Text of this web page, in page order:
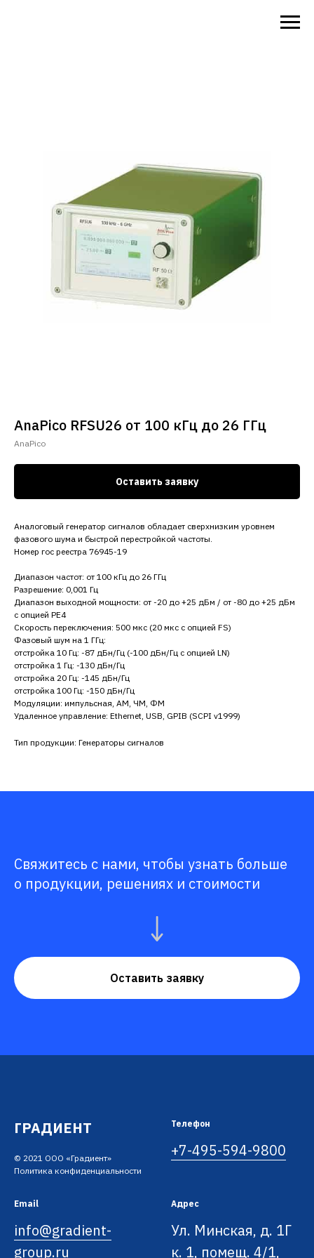
AnaPico RFSU26 от 100 кГц до 26 ГГц
AnaPico
Оставить заявку
Аналоговый генератор сигналов обладает сверхнизким уровнем
фазового шума и быстрой перестройкой частоты.
Номер гос реестра 76945-19
Диапазон частот: от 100 кГц до 26 ГГц
Разрешение: 0,001 Гц
Диапазон выходной мощности: от -20 до +25 дБм / от -80 до +25 дБм
с опцией PE4
Скорость переключения: 500 мкс (20 мкс с опцией FS)
Фазовый шум на 1 ГГц:
отстройка 10 Гц: -87 дБн/Гц (-100 дБн/Гц с опцией LN)
отстройка 1 Гц: -130 дБн/Гц
отстройка 20 Гц: -145 дБн/Гц
отстройка 100 Гц: -150 дБн/Гц
Модуляции: импульсная, АМ, ЧМ, ФМ
Удаленное управление: Ethernet, USB, GPIB (SCPI v1999)
Тип продукции: Генераторы сигналов
Свяжитесь с нами, чтобы узнать больше
о продукции, решениях и стоимости
Оставить заявку
ГРАДИЕНТ
© 2021 ООО «Градиент»
Политика конфиденциальности
Телефон
+7-495-594-9800
Email
info@gradient-
group.ru
Адрес
Ул. Минская, д. 1Г
к. 1, помещ. 4/1,